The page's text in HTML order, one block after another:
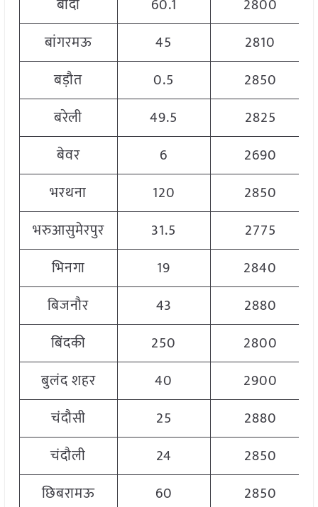
बाँदा 60.1
2800
बांगरमऊ
45
2810
बड़ौत
0.5
2850
बरेली
49.5
2825
बेवर
6
2690
भरथना
120
2850
भरुआसुमेरपुर
31.5
2775
भिनगा
19
2840
बिजनौर
43
2880
बिंदकी
250
2800
बुलंद शहर
40
2900
चंदौसी
25
2880
चंदौली
24
2850
छिबरामऊ
60
2850